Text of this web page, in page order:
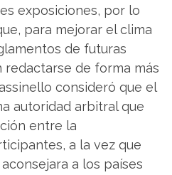
exposiciones, por lo
para mejorar el clima
de futuras
de forma más
consideró que el
autoridad arbitral que
entre la
a la vez que
a los países